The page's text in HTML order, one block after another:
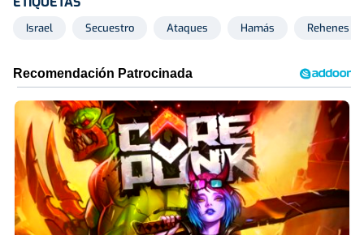
Israel Secuestro Ataques Hamás Rehenes